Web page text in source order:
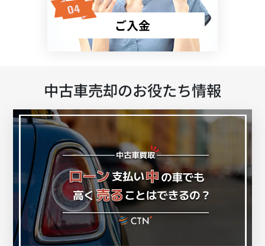
ご入金
中古車売却のお役たち情報